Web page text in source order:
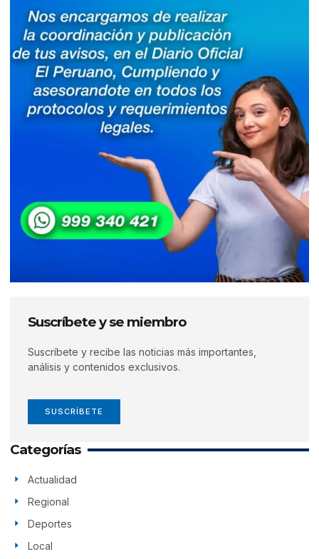
Suscríbete y se miembro
Suscríbete y recibe las noticias más importantes,
análisis y contenidos exclusivos.
SUSCRÍBETE
Categorías
Actualidad
Regional
Deportes
Local